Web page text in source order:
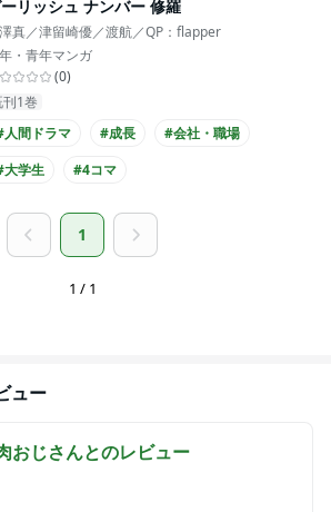
リッシュ ナンバー 修羅
真／津留崎優／渡航／QP：flapper
・青年マンガ
(0)
刊1巻
人間ドラマ
#成長
#会社・職場
大学生
#4コマ
1
1 / 1
ュー
おじさんとのレビュー